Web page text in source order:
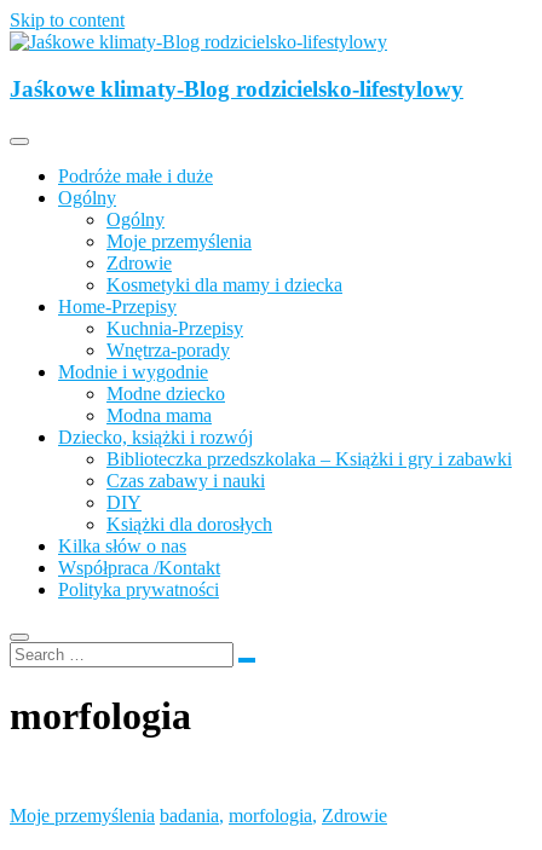
Skip to content
Jaśkowe klimaty-Blog rodzicielsko-
z dzieckiem, lubimy podróże, odkrywamy miejsca przyjazne
Jaśkowe klimaty-Blog rodzicielsko-lifestylowy
Podróże małe i duże
Ogólny
Ogólny
Moje przemyślenia
Zdrowie
Kosmetyki dla mamy i dziecka
Home-Przepisy
Kuchnia-Przepisy
Wnętrza-porady
Modnie i wygodnie
Modne dziecko
Modna mama
Dziecko, książki i rozwój
Biblioteczka przedszkolaka – Książki i gry i zabawki
Czas zabawy i nauki
DIY
Książki dla dorosłych
Kilka słów o nas
Współpraca /Kontakt
Polityka prywatności
morfologia
Moje przemyślenia badania, morfologia, Zdrowie